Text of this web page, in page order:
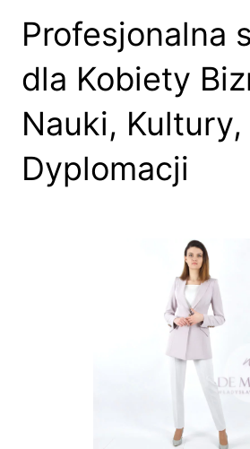
Profesjonalna
dla Kobiety
Nauki, Kultury,
Dyplomacji